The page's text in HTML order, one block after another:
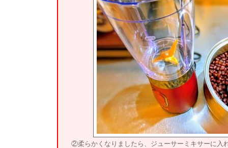
②柔らかくなりましたら、ジューサーミキサーに入